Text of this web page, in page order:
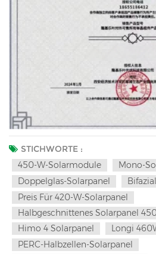
STICHWORTE :
450-W-Solarmodule
Mono-
Doppelglas-Solarpanel
Preis Für 420-W-Solarpanel
Halbgeschnittenes Solarpanel
Himo 4 Solarpanel
Longi
PERC-Halbzellen-Solarpanel